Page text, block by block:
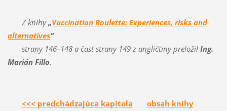
Z knihy„Vaccination Roulette: Experiences, risks and
alternatives“
strany 146–148 a časť strany 149 z angličtiny preložil Ing.
Marián Fillo.
<<< predchádzajúca kapitola
obsah knihy